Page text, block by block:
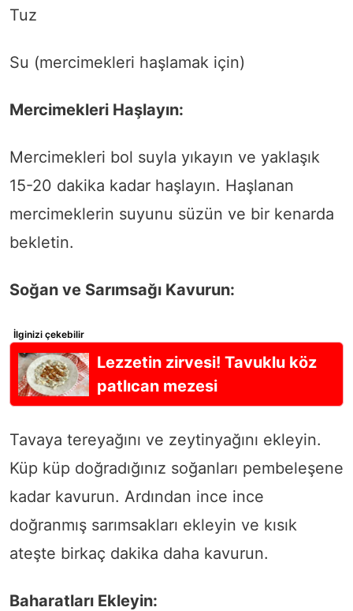
Tuz
Su (mercimekleri haşlamak için)
Mercimekleri Haşlayın:
Mercimekleri bol suyla yıkayın ve yaklaşık
15-20 dakika kadar haşlayın. Haşlanan
mercimeklerin suyunu süzün ve bir kenarda
bekletin.
Soğan ve Sarımsağı Kavurun:
İlginizi çekebilir
Lezzetin zirvesi! Tavuklu köz
patlıcan mezesi
Tavaya tereyağını ve zeytinyağını ekleyin.
Küp küp doğradığınız soğanları pembeleşene
kadar kavurun. Ardından ince ince
doğranmış sarımsakları ekleyin ve kısık
ateşte birkaç dakika daha kavurun.
Baharatları Ekleyin: